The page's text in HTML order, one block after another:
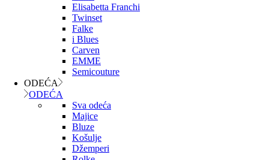
Elisabetta Franchi
Twinset
Falke
i Blues
Carven
EMME
Semicouture
ODEĆA
ODEĆA
Sva odeća
Majice
Bluze
Košulje
Džemperi